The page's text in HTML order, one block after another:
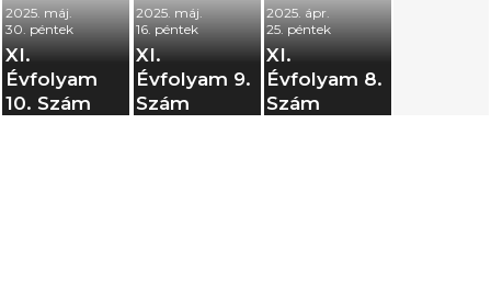
2025. máj.
30. péntek
XI.
Évfolyam
10. Szám
2025. máj.
16. péntek
XI.
Évfolyam 9.
Szám
2025. ápr.
25. péntek
XI.
Évfolyam 8.
Szám